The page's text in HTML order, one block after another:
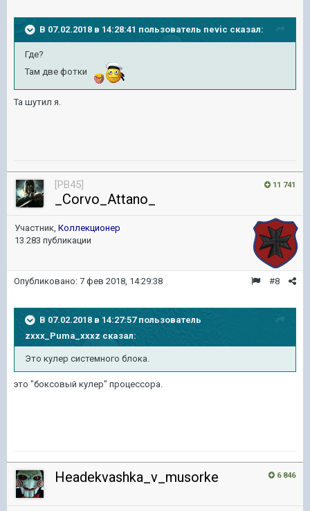
В 07.02.2018 в 14:28:41 пользователь nevic сказал:
Где?
Там две фотки
Та шутил я.
11 741
[PB45]
_Corvo_Attano_
Участник, Коллекционер
13 283 публикации
#8
Опубликовано: 7 фев 2018, 14:29:38
В 07.02.2018 в 14:27:57 пользователь
zxxx_Puma_xxxz сказал:
Это кулер системного блока.
это "боксовый кулер" процессора.
6 846
Headekvashka_v_musorke